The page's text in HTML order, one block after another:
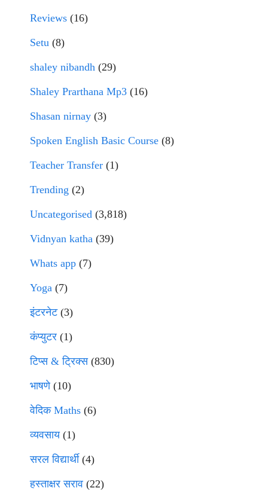
Reviews (16)
Setu (8)
shaley nibandh (29)
Shaley Prarthana Mp3 (16)
Shasan nirnay (3)
Spoken English Basic Course (8)
Teacher Transfer (1)
Trending (2)
Uncategorised (3,818)
Vidnyan katha (39)
Whats app (7)
Yoga (7)
इंटरनेट(3)
कंप्युटर (1)
टिप्स & ट्रिक्स(830)
भाषणे(10)
वेदिक Maths (6)
व्यवसाय(1)
सरल विद्यार्थी(4)
हस्ताक्षर सराव (22)